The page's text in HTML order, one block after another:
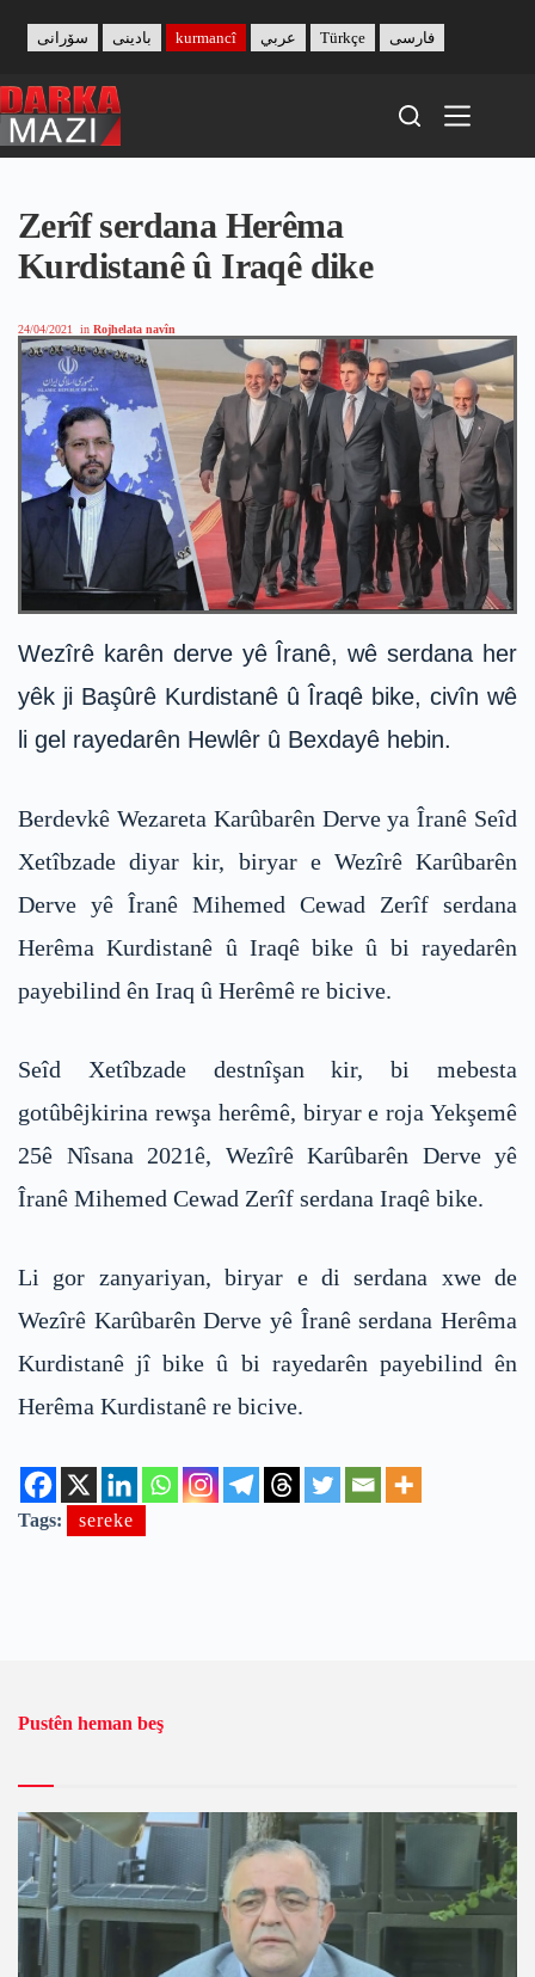
content
بادینی سۆرانی kurmancî عربي Türkçe فارسی
Zerîf serdana Herêma
Kurdistanê û Iraqê dike
24/04/2021 in Rojhelata navîn
Wezîrê karên derve yê Îranê, wê serdana her
yêk ji Başûrê Kurdistanê û Îraqê bike, civîn wê
li gel rayedarên Hewlêr û Bexdayê hebin.
Berdevkê Wezareta Karûbarên Derve ya Îranê Seîd
Xetîbzade diyar kir, biryar e Wezîrê Karûbarên
Derve yê Îranê Mihemed Cewad Zerîf serdana
Herêma Kurdistanê û Iraqê bike û bi rayedarên
payebilind ên Iraq û Herêmê re bicive.
Seîd Xetîbzade destnîşan kir, bi mebesta
gotûbêjkirina rewşa herêmê, biryar e roja Yekşemê
25ê Nîsana 2021ê, Wezîrê Karûbarên Derve yê
Îranê Mihemed Cewad Zerîf serdana Iraqê bike.
Li gor zanyariyan, biryar e di serdana xwe de
Wezîrê Karûbarên Derve yê Îranê serdana Herêma
Kurdistanê jî bike û bi rayedarên payebilind ên
Herêma Kurdistanê re bicive.
Tags: sereke
Pustên heman beş